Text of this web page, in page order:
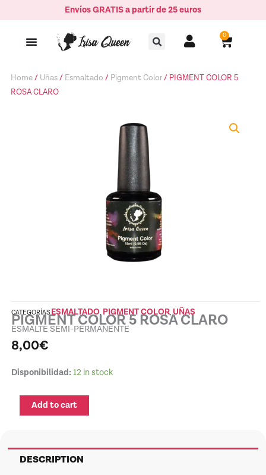
al
Envíos GRATIS a partir de 25 euros
Buscar 0
Carrito
Home/ Uñas/ Esmaltado / Pigment Color/ PIGMENT COLOR 5
ROSA CLARO
CATEGORÍASESMALTADO, PIGMENT COLOR,UÑAS
PIGMENT COLOR 5 ROSA CLARO
ESMALTE SEMI-PERMANENTE
8,00€
Disponibilidad: 12 in stock
PIGMENT
ROSA
Add to cart
DESCRIPTION
quantity